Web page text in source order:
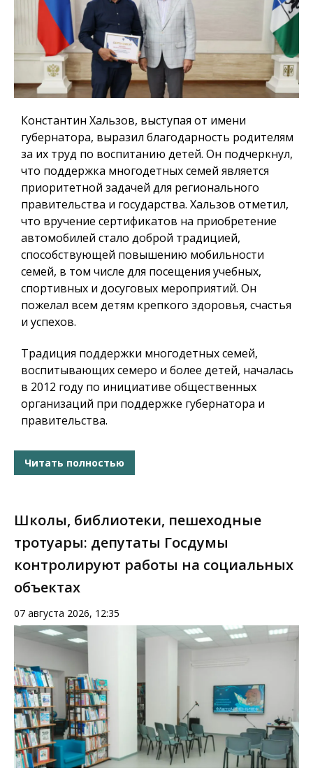
Константин Хальзов, выступая от имени
губернатора, выразил благодарность родителям
за их труд по воспитанию детей. Он подчеркнул,
что поддержка многодетных семей является
приоритетной задачей для регионального
правительства и государства. Хальзов отметил,
что вручение сертификатов на приобретение
автомобилей стало доброй традицией,
способствующей повышению мобильности
семей, в том числе для посещения учебных,
спортивных и досуговых мероприятий. Он
пожелал всем детям крепкого здоровья, счастья
и успехов.
Традиция поддержки многодетных семей,
воспитывающих семеро и более детей, началась
в 2012 году по инициативе общественных
организаций при поддержке губернатора и
правительства.
Читать полностью
Школы, библиотеки, пешеходные
тротуары: депутаты Госдумы
контролируют работы на социальных
объектах
07 августа 2026, 12:35